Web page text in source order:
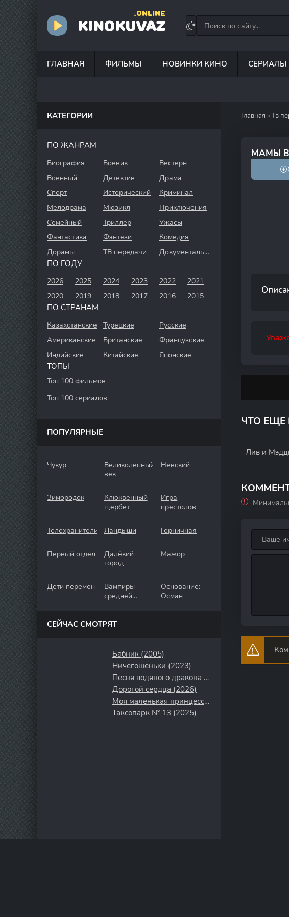
KINOKUVAZ
.ONLINE
ГЛАВНАЯ ФИЛЬМЫ НОВИНКИ КИНО СЕРИАЛЫ
Главная » Тв
МАМЫ В
7.2
ЧТО ЕЩЕ
Лив и
КАТЕГОРИИ
ПО ЖАНРАМ
Биография Боевик
Вестерн
Военный
Детектив
Драма
Спорт
Исторический
Криминал
Мелодрама
Мюзикл
Приключения
Семейный
Триллер
Ужасы
Фантастика
Фэнтези
Комедия
Дорамы
ТВ передачи Документальный
ПО ГОДУ
2026 2025 2024 2023 2022
2021
2020
2019 2018 2017 2016 2015
ПО СТРАНАМ
Казахстанские Турецкие
Русские
Американские
Британские
Французские
Индийские
Китайские Японские
ТОПЫ
Топ 100 фильмов
Топ 100 сериалов
ПОПУЛЯРНЫЕ
Чукур
Великолепный
век
Невский
Зимородок
Клюквенный
щербет
Игра
престолов
Телохранители Ландыши Горничная
Первый отдел
Далёкий
город
Мажор
Дети перемен
Вампиры
средней
Основание:
Осман
СЕЙЧАС СМОТРЯТ
Бабник (2005)
Ничегошеньки (2023)
Песня водяного дракона (2025)
Дорогой сердца (2026)
Моя маленькая принцесса (2016)
Таксопарк № 13 (2025)